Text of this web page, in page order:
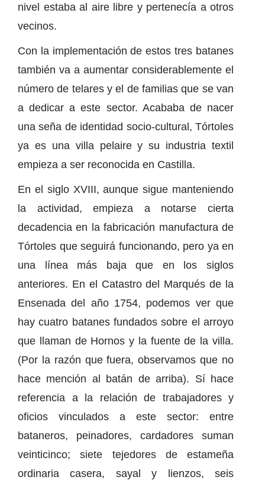
nivel estaba al aire libre y pertenecía a otros
vecinos.
Con la implementación de estos tres batanes
también va a aumentar considerablemente el
número de telares y el de familias que se van
a dedicar a este sector. Acababa de nacer
una seña de identidad socio-cultural, Tórtoles
ya es una villa pelaire y su industria textil
empieza a ser reconocida en Castilla.
En el siglo XVIII, aunque sigue manteniendo
la actividad, empieza a notarse cierta
decadencia en la fabricación manufactura de
Tórtoles que seguirá funcionando, pero ya en
una línea más baja que en los siglos
anteriores. En el Catastro del Marqués de la
Ensenada del año 1754, podemos ver que
hay cuatro batanes fundados sobre el arroyo
que llaman de Hornos y la fuente de la villa.
(Por la razón que fuera, observamos que no
hace mención al batán de arriba). Sí hace
referencia a la relación de trabajadores y
oficios vinculados a este sector: entre
bataneros, peinadores, cardadores suman
veinticinco; siete tejedores de estameña
ordinaria casera, sayal y lienzos, seis